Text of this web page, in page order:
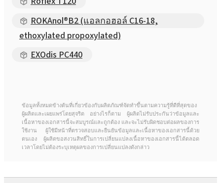
ROKAnol®B2 (แอลกอฮอล์ C16-18,
ethoxylated propoxylated)
EXOdis PC440
ข้อมูลทั้งหมดข้างต้นที่เกี่ยวข้องกับผลิตภัณฑ์จัดทำขึ้นตามความรู้ที่ดีที่สุดของ
ผู้ผลิตและเผยแพร่โดยสุจริต อย่างไรก็ตาม ผู้ผลิตไม่รับประกันว่าข้อมูลและ
เนื้อหาของเอกสารนี้จะสมบูรณ์และถูกต้อง และจะไม่รับผิดชอบต่อผลของการ
ใช้งาน ผู้ใช้มีหน้าที่ตรวจสอบและยืนยันข้อมูลและเนื้อหาของเอกสารนี้ด้วย
ตนเอง ผู้ผลิตขอสงวนสิทธิ์ในการเปลี่ยนแปลงเนื้อหาของเอกสารนี้ได้ตลอด
เวลาโดยไม่ต้องระบุเหตุผลของการเปลี่ยนแปลงดังกล่าว